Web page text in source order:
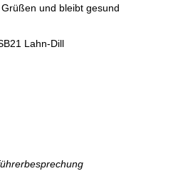
und bleibt gesund
Lahn-Dill